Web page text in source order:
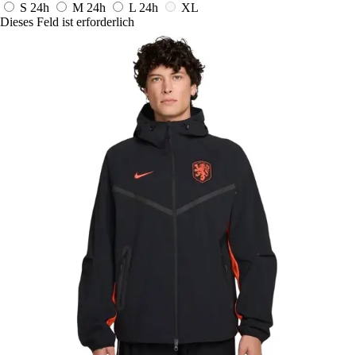
S 24h M 24h L 24h
XL
Dieses Feld ist erforderlich